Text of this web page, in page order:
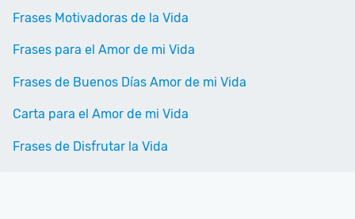
Frases Motivadoras de la Vida
Frases para el Amor de mi Vida
Frases de Buenos Días Amor de mi Vida
Carta para el Amor de mi Vida
Frases de Disfrutar la Vida